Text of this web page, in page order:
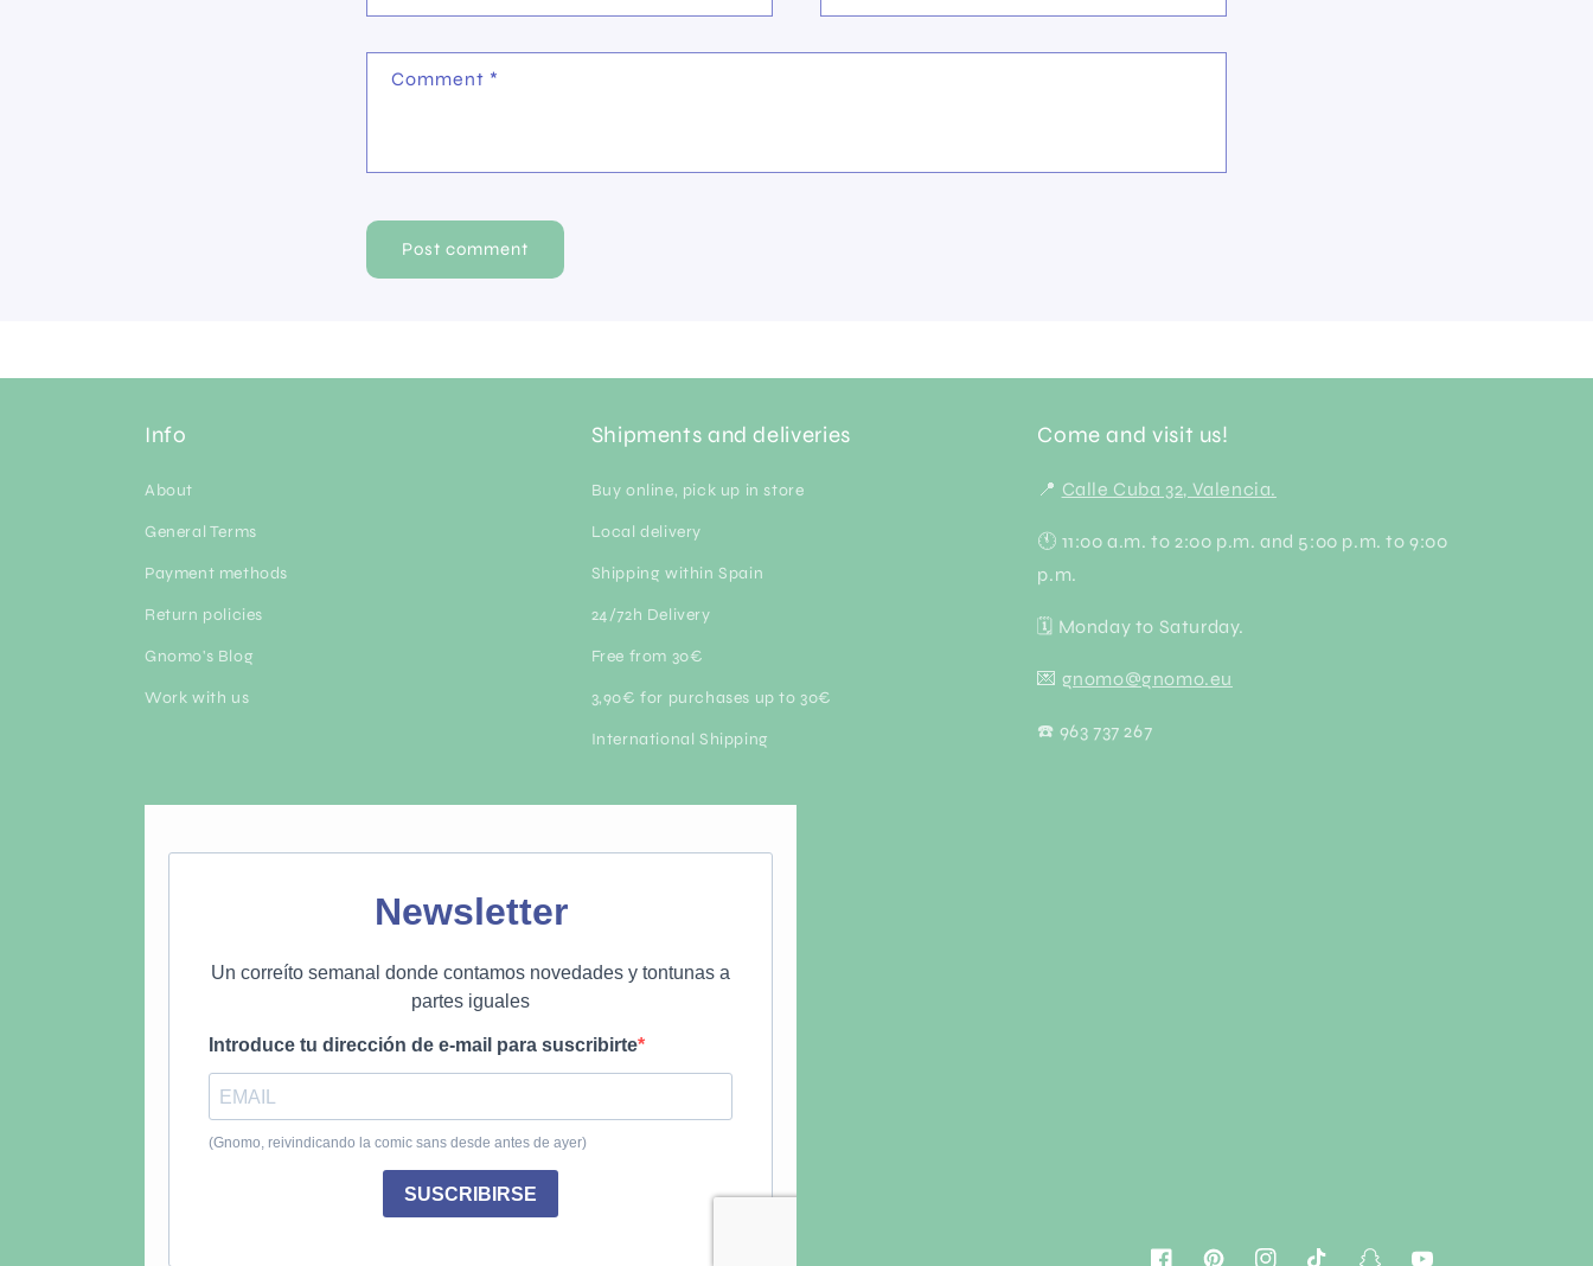
Comment *
Info
About
General Terms
Payment methods
Return policies
Gnomo's Blog
Work with us
Shipments and deliveries
Buy online, pick up in store
Local delivery
Shipping within Spain
24/72h Delivery
Free from 30€
3,90€ for purchases up to 30€
International Shipping
Come and visit us!
📍 Calle Cuba 32, Valencia.
🕚 11:00 a.m. to 2:00 p.m. and 5:00 p.m. to 9:00
p.m.
🗓 Monday to Saturday.
💌 gnomo@gnomo.eu
☎️ 963 737 267